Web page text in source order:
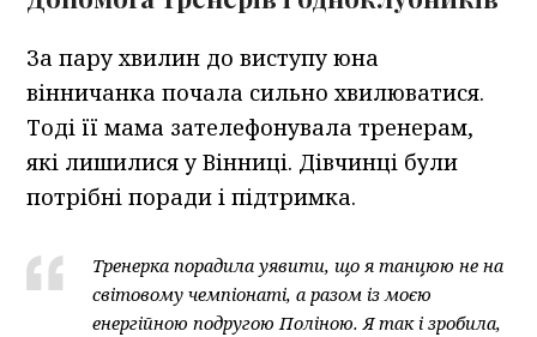
За пару хвилин до виступу юна
вінничанка почала сильно хвилюватися.
Тоді її мама зателефонувала тренерам,
які лишилися у Вінниці. Дівчинці були
потрібні поради і підтримка.
Тренерка порадила уявити, що я танцюю не на
світовому чемпіонаті, а разом із моєю
енергійною подругою Поліною. Я так і зробила,